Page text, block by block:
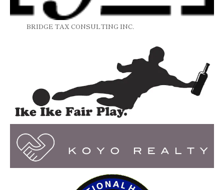
BRIDGE TAX CONSULTING INC.